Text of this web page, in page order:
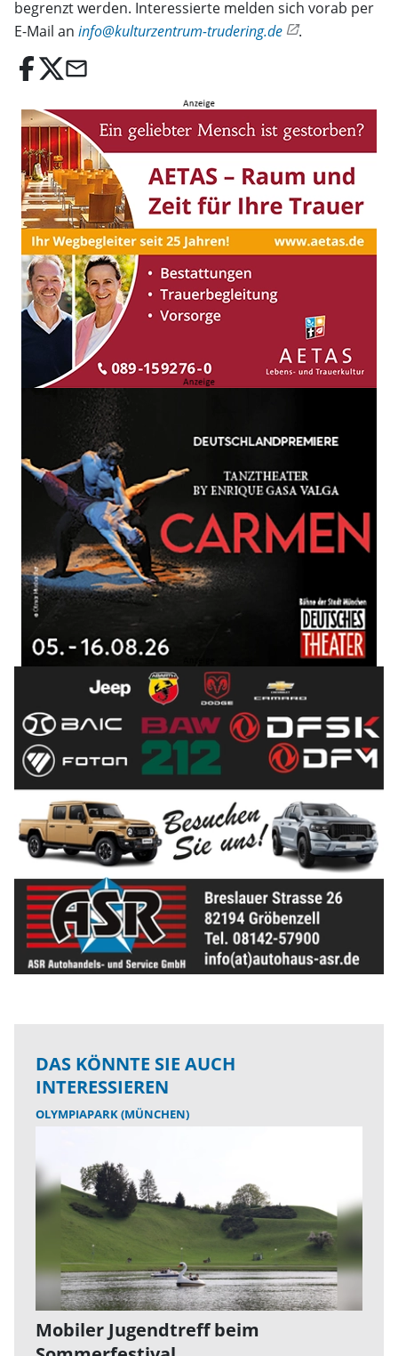
begrenzt werden. Interessierte melden sich vorab per
E-Mail an info@kulturzentrum-trudering.de .
email
DAS KÖNNTE SIE AUCH
INTERESSIEREN
OLYMPIAPARK (MÜNCHEN)
Mobiler Jugendtreff beim